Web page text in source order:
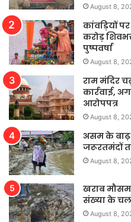
August 8,
कांवड़ियों
करोड़
पुष्पवर्षा
August 8,
राम मंदिर
कार्रवाई,
आरोपपत्र
August 8,
असम के बाढ़
जरूरतमंदों
August 8,
खराब
संख्या के
August 8,